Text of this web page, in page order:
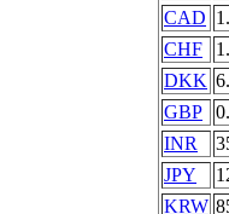
CAD
CHF
DKK
GBP
INR
JPY
KRW